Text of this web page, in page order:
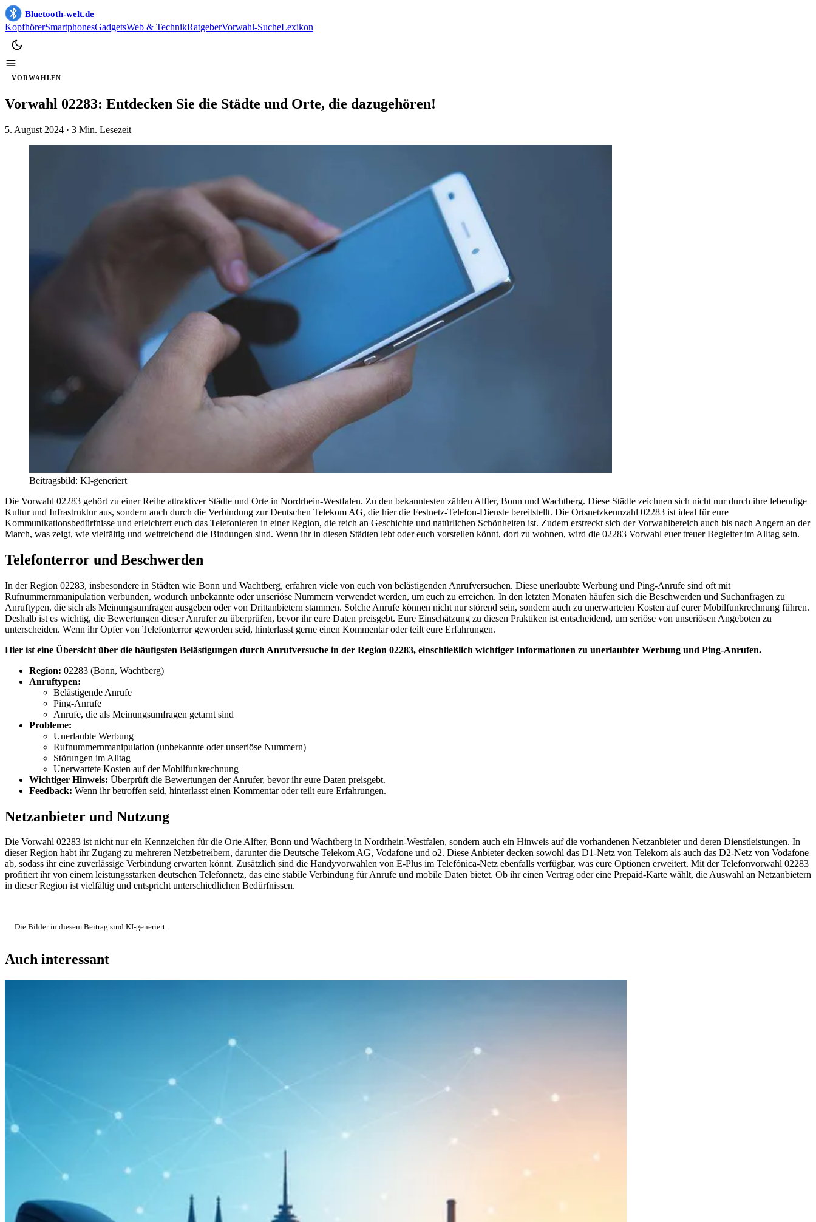
Bluetooth-welt.de
KopfhörerSmartphonesGadgetsWeb & TechnikRatgeberVorwahl-SucheLexikon
VORWAHLEN
Vorwahl 02283: Entdecken Sie die Städte und Orte, die dazugehören!
5. August 2024 · 3 Min. Lesezeit
Beitragsbild: KI-generiert
Die Vorwahl 02283 gehört zu einer Reihe attraktiver Städte und Orte in Nordrhein-Westfalen. Zu den bekanntesten zählen Alfter, Bonn und Wachtberg. Diese Städte zeichnen sich nicht nur durch ihre lebendige
Kultur und Infrastruktur aus, sondern auch durch die Verbindung zur Deutschen Telekom AG, die hier die Festnetz-Telefon-Dienste bereitstellt. Die Ortsnetzkennzahl 02283 ist ideal für eure
Kommunikationsbedürfnisse und erleichtert euch das Telefonieren in einer Region, die reich an Geschichte und natürlichen Schönheiten ist. Zudem erstreckt sich der Vorwahlbereich auch bis nach Angern an der
March, was zeigt, wie vielfältig und weitreichend die Bindungen sind. Wenn ihr in diesen Städten lebt oder euch vorstellen könnt, dort zu wohnen, wird die 02283 Vorwahl euer treuer Begleiter im Alltag sein.
Telefonterror und Beschwerden
In der Region 02283, insbesondere in Städten wie Bonn und Wachtberg, erfahren viele von euch von belästigenden Anrufversuchen. Diese unerlaubte Werbung und Ping-Anrufe sind oft mit
Rufnummernmanipulation verbunden, wodurch unbekannte oder unseriöse Nummern verwendet werden, um euch zu erreichen. In den letzten Monaten häufen sich die Beschwerden und Suchanfragen zu
Anruftypen, die sich als Meinungsumfragen ausgeben oder von Drittanbietern stammen. Solche Anrufe können nicht nur störend sein, sondern auch zu unerwarteten Kosten auf eurer Mobilfunkrechnung führen.
Deshalb ist es wichtig, die Bewertungen dieser Anrufer zu überprüfen, bevor ihr eure Daten preisgebt. Eure Einschätzung zu diesen Praktiken ist entscheidend, um seriöse von unseriösen Angeboten zu
unterscheiden. Wenn ihr Opfer von Telefonterror geworden seid, hinterlasst gerne einen Kommentar oder teilt eure Erfahrungen.
Hier ist eine Übersicht über die häufigsten Belästigungen durch Anrufversuche in der Region 02283, einschließlich wichtiger Informationen zu unerlaubter Werbung und Ping-Anrufen.
Region: 02283 (Bonn, Wachtberg)
Anruftypen:
Belästigende Anrufe
Ping-Anrufe
Anrufe, die als Meinungsumfragen getarnt sind
Probleme:
Unerlaubte Werbung
Rufnummernmanipulation (unbekannte oder unseriöse Nummern)
Störungen im Alltag
Unerwartete Kosten auf der Mobilfunkrechnung
Wichtiger Hinweis: Überprüft die Bewertungen der Anrufer, bevor ihr eure Daten preisgebt.
Feedback: Wenn ihr betroffen seid, hinterlasst einen Kommentar oder teilt eure Erfahrungen.
Netzanbieter und Nutzung
Die Vorwahl 02283 ist nicht nur ein Kennzeichen für die Orte Alfter, Bonn und Wachtberg in Nordrhein-Westfalen, sondern auch ein Hinweis auf die vorhandenen Netzanbieter und deren Dienstleistungen. In
dieser Region habt ihr Zugang zu mehreren Netzbetreibern, darunter die Deutsche Telekom AG, Vodafone und o2. Diese Anbieter decken sowohl das D1-Netz von Telekom als auch das D2-Netz von Vodafone
ab, sodass ihr eine zuverlässige Verbindung erwarten könnt. Zusätzlich sind die Handyvorwahlen von E-Plus im Telefónica-Netz ebenfalls verfügbar, was eure Optionen erweitert. Mit der Telefonvorwahl 02283
profitiert ihr von einem leistungsstarken deutschen Telefonnetz, das eine stabile Verbindung für Anrufe und mobile Daten bietet. Ob ihr einen Vertrag oder eine Prepaid-Karte wählt, die Auswahl an Netzanbietern
in dieser Region ist vielfältig und entspricht unterschiedlichen Bedürfnissen.
Die Bilder in diesem Beitrag sind KI-generiert.
Auch interessant